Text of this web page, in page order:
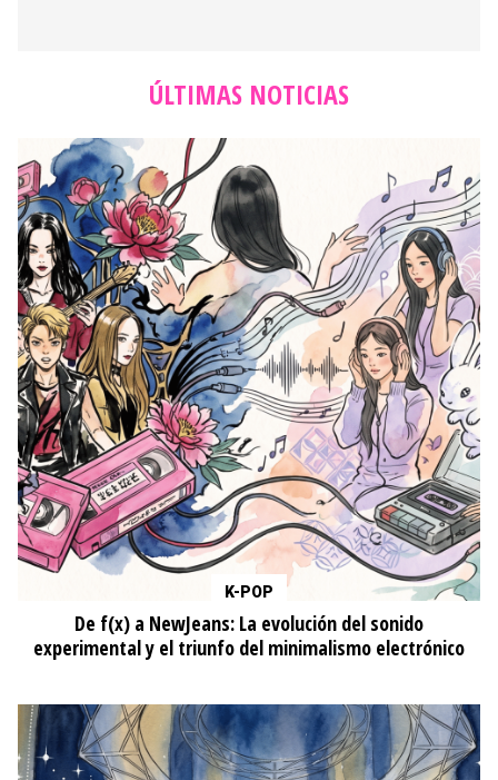
ÚLTIMAS NOTICIAS
K-POP
De f(x) a NewJeans: La evolución del sonido
experimental y el triunfo del minimalismo electrónico